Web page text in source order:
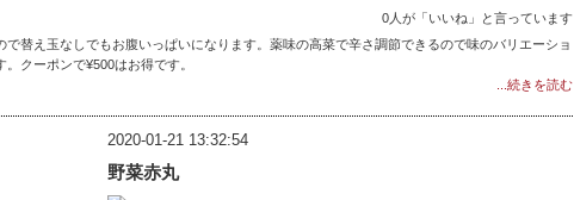
0人が「いいね」と言っています
で替え玉なしでもお腹いっぱいになります。薬味の高菜で辛さ調節できるので味のバリエーショ
。クーポンで¥500はお得です。
...続きを読む
2020-01-21 13:32:54
野菜赤丸